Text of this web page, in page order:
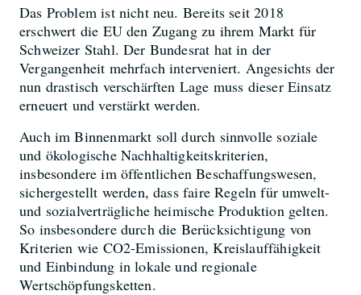
Das Problem ist nicht neu. Bereits seit 2018
erschwert die EU den Zugang zu ihrem Markt für
Schweizer Stahl. Der Bundesrat hat in der
Vergangenheit mehrfach interveniert. Angesichts der
nun drastisch verschärften Lage muss dieser Einsatz
erneuert und verstärkt werden.
Auch im Binnenmarkt soll durch sinnvolle soziale
und ökologische Nachhaltigkeitskriterien,
insbesondere im öffentlichen Beschaffungswesen,
sichergestellt werden, dass faire Regeln für umwelt-
und sozialverträgliche heimische Produktion gelten.
So insbesondere durch die Berücksichtigung von
Kriterien wie CO2-Emissionen, Kreislauffähigkeit
und Einbindung in lokale und regionale
Wertschöpfungsketten.